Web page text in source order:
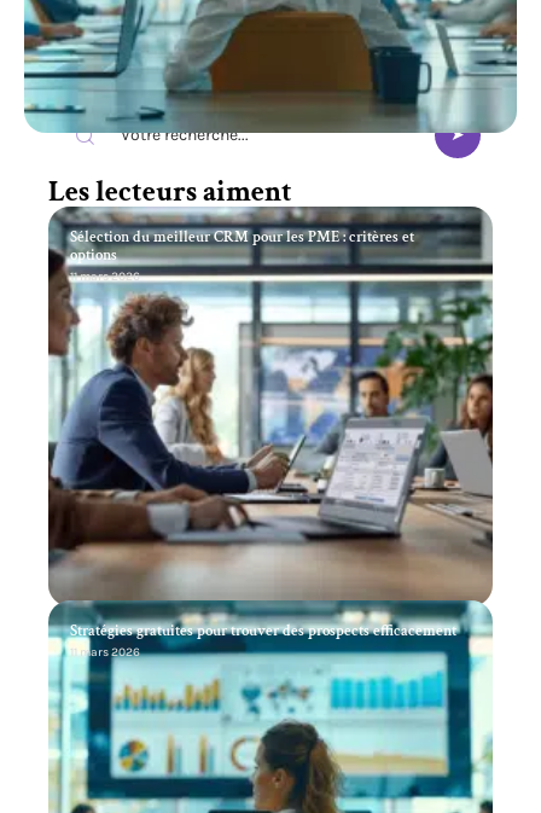
Recherche
Les lecteurs aiment
Sélection du meilleur CRM pour les PME : critères et
options
11 mars 2026
Stratégies gratuites pour trouver des prospects efficacement
11 mars 2026